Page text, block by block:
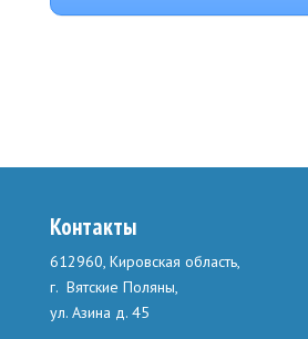
Контакты
612960, Кировская область,
г. Вятские Поляны,
ул. Азина д. 45